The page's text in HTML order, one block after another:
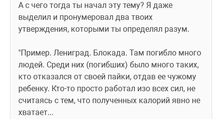
А с чего тогда ты начал эту тему? Я даже
выделил и пронумеровал два твоих
утверждения, которыми ты определял разум.
"Пример. Лениград. Блокада. Там погибло много
людей. Среди них (погибших) было много таких,
кто отказался от своей пайки, отдав ее чужому
ребенку. Кто-то просто работал изо всех сил, не
считаясь с тем, что полученных калорий явно не
хватает...